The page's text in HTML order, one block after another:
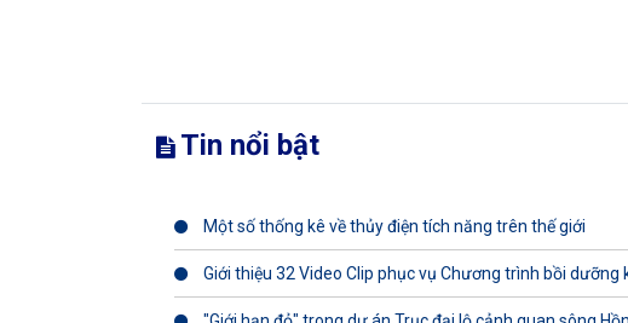
Tin nổi bật
Một số thống kê về thủy điện tích năng trên thế giới
Giới thiệu 32 Video Clip phục vụ Chương trình bồi